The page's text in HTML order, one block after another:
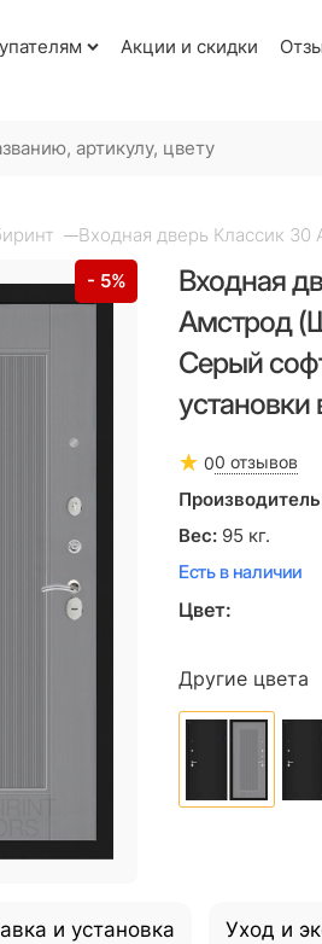
Акции и скидки
Входная дверь Классик 30
- 5%
Входная
Амстрод
Серый
установки
00 отзывов
Вес: 95 кг.
Есть в наличии
Цвет:
Другие цвета
и установка Уход и